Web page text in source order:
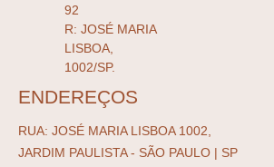
92
R: JOSÉ MARIA
LISBOA,
1002/SP.
ENDEREÇOS
RUA: JOSÉ MARIA LISBOA 1002,
JARDIM PAULISTA - SÃO PAULO | SP